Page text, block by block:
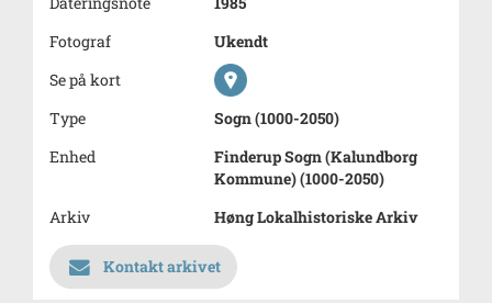
Fotograf
Ukendt
Se på kort
Type
Sogn (1000-2050)
Enhed
Finderup Sogn (Kalundborg
Kommune) (1000-2050)
Arkiv
Høng Lokalhistoriske Arkiv
Kontakt arkivet